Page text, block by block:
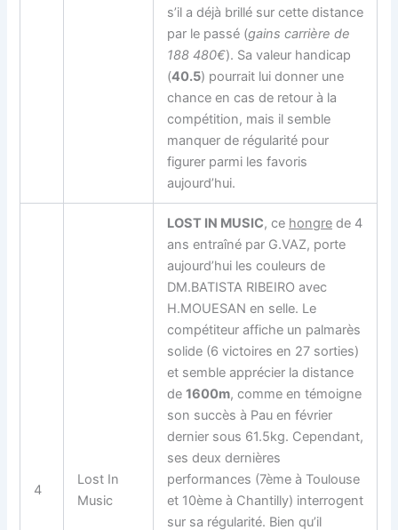
s’il a déjà brillé sur cette distance
par le passé (gains carrière de
188 480€). Sa valeur handicap
(40.5) pourrait lui donner une
chance en cas de retour à la
compétition, mais il semble
manquer de régularité pour
figurer parmi les favoris
aujourd’hui.
4
Lost In
Music
LOST IN MUSIC, ce hongre de 4
ans entraîné par G.VAZ, porte
aujourd’hui les couleurs de
DM.BATISTA RIBEIRO avec
H.MOUESAN en selle. Le
compétiteur affiche un palmarès
solide (6 victoires en 27 sorties)
et semble apprécier la distance
de1600m, comme en témoigne
son succès à Pau en février
dernier sous 61.5kg. Cependant,
ses deux dernières
performances (7ème à Toulouse
et 10ème à Chantilly) interrogent
sur sa régularité. Bien qu’il